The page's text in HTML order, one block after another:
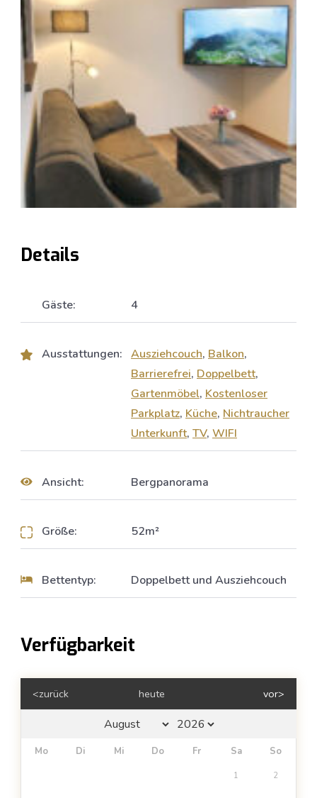
Details
Gäste: 4
Ausstattungen: Ausziehcouch, Balkon,
Barrierefrei, Doppelbett,
Gartenmöbel, Kostenloser
Parkplatz, Küche, Nichtraucher
Unterkunft, TV, WIFI
Ansicht: Bergpanorama
Größe: 52m²
Bettentyp: Doppelbett und Ausziehcouch
Verfügbarkeit
<zurück heute vor>
Mo Di Mi Do Fr Sa So
1 2